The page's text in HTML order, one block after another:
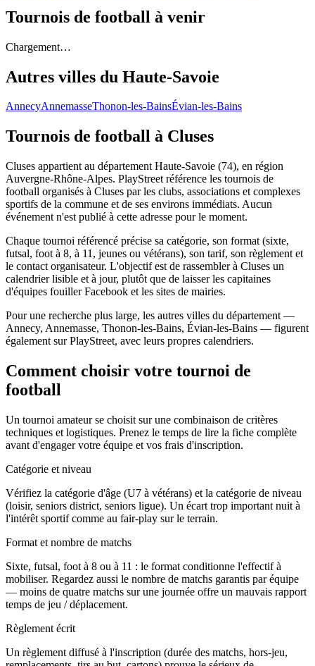
Tournois de football à venir
Chargement…
Autres villes du Haute-Savoie
AnnecyAnnemasseThonon-les-BainsÉvian-les-Bains
Tournois de football à Cluses
Cluses appartient au département Haute-Savoie (74), en région
Auvergne-Rhône-Alpes. PlayStreet référence les tournois de
football organisés à Cluses par les clubs, associations et complexes
sportifs de la commune et de ses environs immédiats. Aucun
événement n'est publié à cette adresse pour le moment.
Chaque tournoi référencé précise sa catégorie, son format (sixte,
futsal, foot à 8, à 11, jeunes ou vétérans), son tarif, son règlement et
le contact organisateur. L'objectif est de rassembler à Cluses un
calendrier lisible et à jour, plutôt que de laisser les capitaines
d'équipes fouiller Facebook et les sites de mairies.
Pour une recherche plus large, les autres villes du département —
Annecy, Annemasse, Thonon-les-Bains, Évian-les-Bains — figurent
également sur PlayStreet, avec leurs propres calendriers.
Comment choisir votre tournoi de
football
Un tournoi amateur se choisit sur une combinaison de critères
techniques et logistiques. Prenez le temps de lire la fiche complète
avant d'engager votre équipe et vos frais d'inscription.
Catégorie et niveau
Vérifiez la catégorie d'âge (U7 à vétérans) et la catégorie de niveau
(loisir, seniors district, seniors ligue). Un écart trop important nuit à
l'intérêt sportif comme au fair-play sur le terrain.
Format et nombre de matchs
Sixte, futsal, foot à 8 ou à 11 : le format conditionne l'effectif à
mobiliser. Regardez aussi le nombre de matchs garantis par équipe
— moins de quatre matchs sur une journée offre un mauvais rapport
temps de jeu / déplacement.
Règlement écrit
Un règlement diffusé à l'inscription (durée des matchs, hors-jeu,